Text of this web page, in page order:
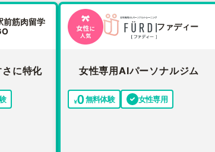
前筋肉留学
に特化
ファディー
女性専用AIパーソナルジム
無料体験 女性専用